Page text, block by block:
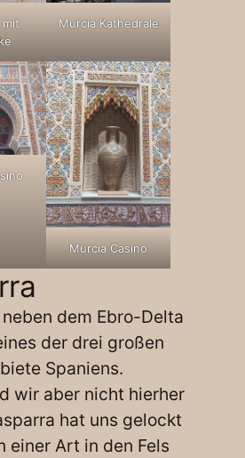
mit
Murcia Kathedrale
Murcia Casino
dem Ebro-Delta
der drei großen
Spaniens.
wir aber nicht hierher
hat uns gelockt
einer Art in den Fels